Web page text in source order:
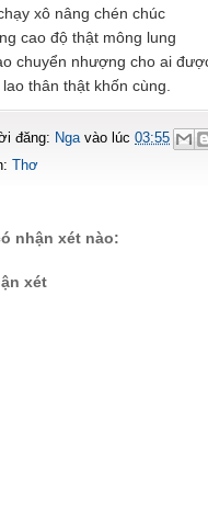
xô nâng chén chúc
cao độ thật mông lung
chuyển nhượng cho ai
thân thật khốn cùng.
đăng: Nga vào lúc 03:55
Thơ
nhận xét nào:
xét